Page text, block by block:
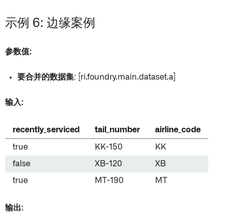
示例 6: 边缘案例
参数值:
要合并的数据集: [ri.foundry.main.dataset.a]
输入:
recently_serviced tail_number airline_code
true KK-150 KK
false XB-120 XB
true MT-190 MT
输出: